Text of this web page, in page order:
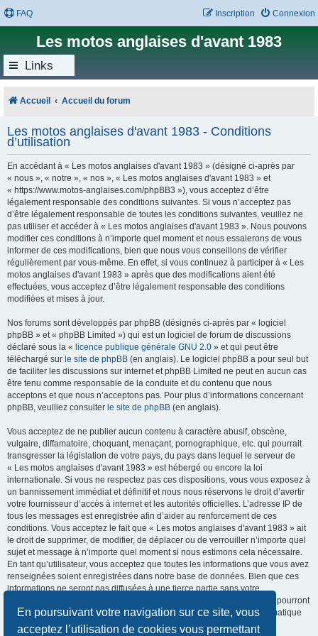
En poursuivant votre navigation sur ce site, vous
acceptez l’utilisation de cookies vous permettant
FAQ Connexion
Inscription
Les motos anglaises d'avant 1983
Links
Accueil Accueil du forum
Les motos anglaises d'avant 1983 - Conditions
d’utilisation
En accédant à « Les motos anglaises d'avant 1983 » (désigné ci-après par
« nous », « notre », « nos », « Les motos anglaises d'avant 1983 » et
« https://www.motos-anglaises.com/phpBB3 »), vous acceptez d’être
légalement responsable des conditions suivantes. Si vous n’acceptez pas
d’être légalement responsable de toutes les conditions suivantes, veuillez ne
pas utiliser et accéder à « Les motos anglaises d'avant 1983 ». Nous pouvons
modifier ces conditions à n’importe quel moment et nous essaierons de vous
informer de ces modifications, bien que nous vous conseillons de vérifier
régulièrement par vous-même. En effet, si vous continuez à participer à « Les
motos anglaises d'avant 1983 » après que des modifications aient été
effectuées, vous acceptez d’être légalement responsable des conditions
modifiées et mises à jour.
Nos forums sont développés par phpBB (désignés ci-après par « logiciel
phpBB » et « phpBB Limited ») qui est un logiciel de forum de discussions
déclaré sous la « licence publique générale GNU 2.0 » et qui peut être
téléchargé sur le site de phpBB (en anglais). Le logiciel phpBB a pour seul but
de faciliter les discussions sur internet et phpBB Limited ne peut en aucun cas
être tenu comme responsable de la conduite et du contenu que nous
acceptons et que nous n’acceptons pas. Pour plus d’informations concernant
phpBB, veuillez consulter le site de phpBB (en anglais).
Vous acceptez de ne publier aucun contenu à caractère abusif, obscène,
vulgaire, diffamatoire, choquant, menaçant, pornographique, etc. qui pourrait
transgresser la législation de votre pays, du pays dans lequel le serveur de
« Les motos anglaises d'avant 1983 » est hébergé ou encore la loi
internationale. Si vous ne respectez pas ces dispositions, vous vous exposez à
un bannissement immédiat et définitif et nous nous réservons le droit d’avertir
votre fournisseur d’accès à internet et les autorités officielles. L’adresse IP de
tous les messages est enregistrée afin d’aider au renforcement de ces
conditions. Vous acceptez le fait que « Les motos anglaises d'avant 1983 » ait
le droit de supprimer, de modifier, de déplacer ou de verrouiller n’importe quel
sujet et message à n’importe quel moment si nous estimons cela nécessaire.
En tant qu’utilisateur, vous acceptez que toutes les informations que vous avez
renseignées soient enregistrées dans notre base de données. Bien que ces
informations ne seront pas diffusées à une tierce partie sans votre
consentement, ni « Les motos anglaises d'avant 1983 », ni phpBB, ne pourront
être tenus comme responsables en cas de tentative de piratage informatique
visant à compromettre vos données.